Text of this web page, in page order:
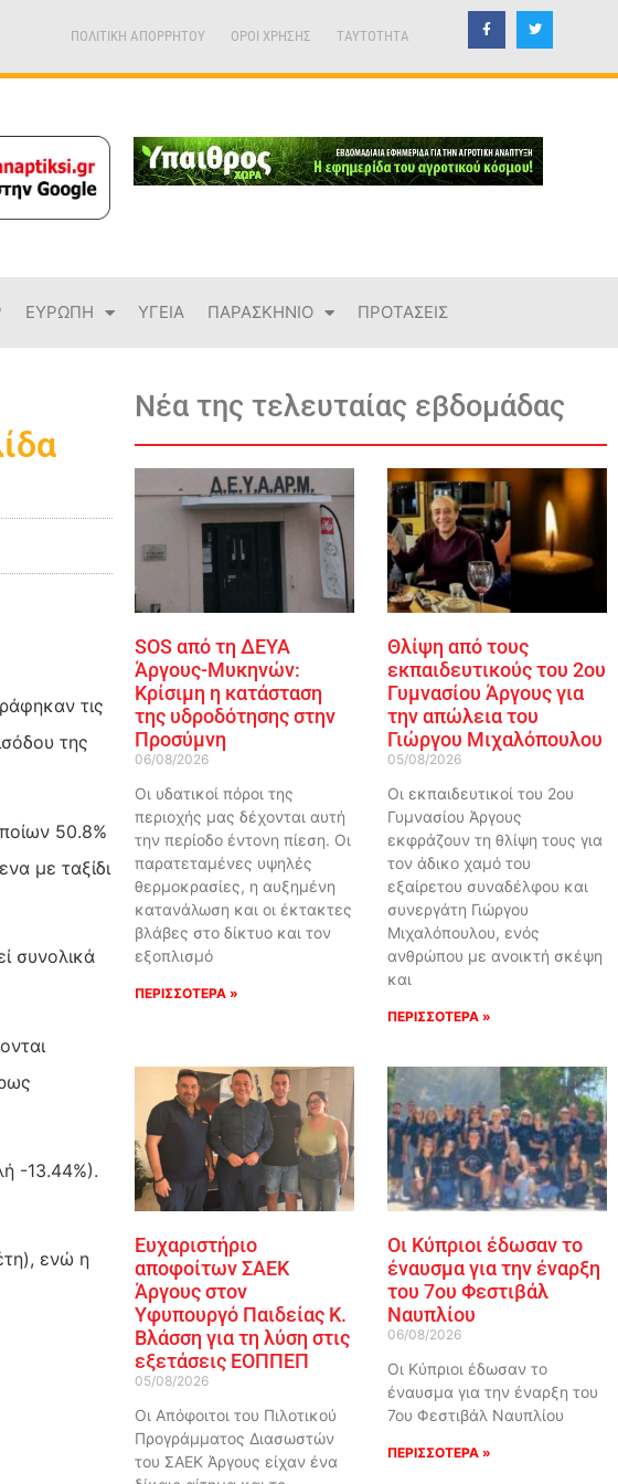
ΠΟΛΙΤΙΚΗ ΑΠΟΡΡΗΤΟΥ ΟΡΟΙ ΧΡΗΣΗΣ TAYTOTHTA
ΕΥΡΩΠΗ ΥΓΕΙΑ ΠΑΡΑΣΚΗΝΙΟ ΠΡΟΤΑΣΕΙΣ
τις
της
50.8%
με ταξίδι
συνολικά
-13.44%).
ενώ η
Νέα της τελευταίας εβδομάδας
SOS από τη ΔΕΥΑ
Άργους-Μυκηνών:
Κρίσιμη η κατάσταση
της υδροδότησης στην
Προσύμνη
06/08/2026
Οι υδατικοί πόροι της
περιοχής μας δέχονται αυτή
την περίοδο έντονη πίεση. Οι
παρατεταμένες υψηλές
θερμοκρασίες, η αυξημένη
κατανάλωση και οι έκτακτες
βλάβες στο δίκτυο και τον
εξοπλισμό
ΠΕΡΙΣΣΟΤΕΡΑ »
Θλίψη από τους
εκπαιδευτικούς του 2ου
Γυμνασίου Άργους για
την απώλεια του
Γιώργου Μιχαλόπουλου
05/08/2026
Οι εκπαιδευτικοί του 2ου
Γυμνασίου Άργους
εκφράζουν τη θλίψη τους για
τον άδικο χαμό του
εξαίρετου συναδέλφου και
συνεργάτη Γιώργου
Μιχαλόπουλου, ενός
ανθρώπου με ανοικτή σκέψη
και
ΠΕΡΙΣΣΟΤΕΡΑ »
Ευχαριστήριο
αποφοίτων ΣΑΕΚ
Άργους στον
Υφυπουργό Παιδείας Κ.
Βλάσση για τη λύση στις
εξετάσεις ΕΟΠΠΕΠ
05/08/2026
Οι Απόφοιτοι του Πιλοτικού
Προγράμματος Διασωστών
του ΣΑΕΚ Άργους είχαν ένα
Οι Κύπριοι έδωσαν το
έναυσμα για την έναρξη
του 7ου Φεστιβάλ
Ναυπλίου
06/08/2026
Οι Κύπριοι έδωσαν το
έναυσμα για την έναρξη του
7ου Φεστιβάλ Ναυπλίου
ΠΕΡΙΣΣΟΤΕΡΑ »